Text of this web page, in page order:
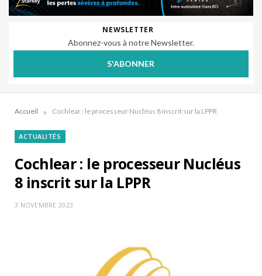
NEWSLETTER
Abonnez-vous à notre Newsletter.
S'ABONNER
Accueil » Cochlear : le processeur Nucléus 8 inscrit sur la LPPR
ACTUALITÉS
Cochlear : le processeur Nucléus
8 inscrit sur la LPPR
3 NOVEMBRE 2023